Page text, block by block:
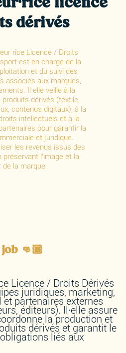
dérivés
Licence / Droits
est en charge de la
et du suivi des
associés aux marques,
Il·elle veille à la
dérivés (textile,
contenus digitaux), à la
intellectuels et à la
pour garantir la
et juridique.
les revenus issus des
l’image et la
de la marque.
👊🏾
Licence / Droits Dérivés
juridiques, marketing,
partenaires externes
éditeurs). Il·elle assure
la production et
dérivés et garantit le
liés aux